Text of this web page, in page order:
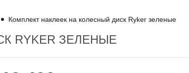
Комплект наклеек на колесный диск Ryker зеленые
RYKER ЗЕЛЕНЫЕ